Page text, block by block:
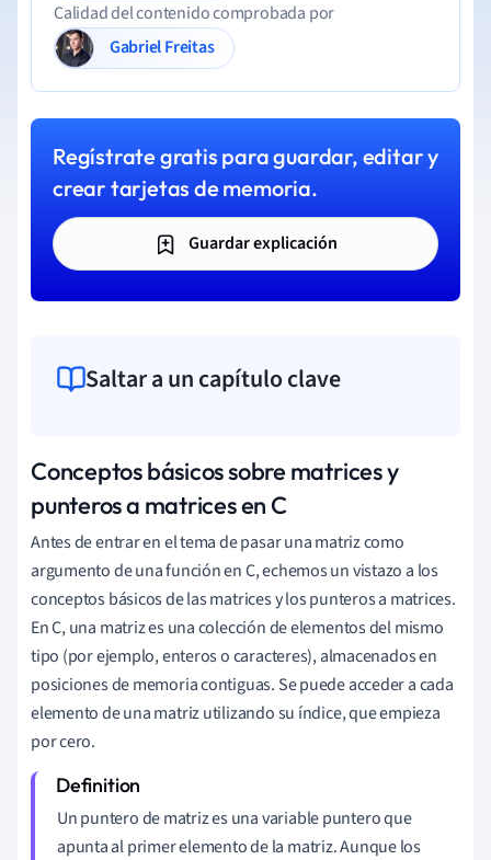
Calidad del contenido comprobada por
Gabriel Freitas
Regístrate gratis para guardar, editar y
crear tarjetas de memoria.
Guardar explicación
Saltar a un capítulo clave
Conceptos básicos sobre matrices y
punteros a matrices en C
Antes de entrar en el tema de pasar una matriz como
argumento de una función en C, echemos un vistazo a los
conceptos básicos de las matrices y los punteros a matrices.
En C, una matriz es una colección de elementos del mismo
tipo (por ejemplo, enteros o caracteres), almacenados en
posiciones de memoria contiguas. Se puede acceder a cada
elemento de una matriz utilizando su índice, que empieza
por cero.
Un puntero de matriz es una variable puntero que
apunta al primer elemento de la matriz. Aunque los